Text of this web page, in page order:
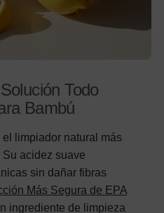
Todo
Bambú
limpiador natural más
acidez suave
sin dañar fibras
Más Segura de EPA
ingrediente de limpieza